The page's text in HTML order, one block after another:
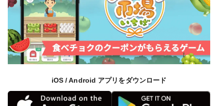
iOS / Android アプリをダウンロード